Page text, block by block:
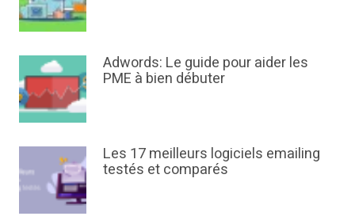
Adwords: Le guide pour aider les
PME à bien débuter
Les 17 meilleurs logiciels emailing
testés et comparés